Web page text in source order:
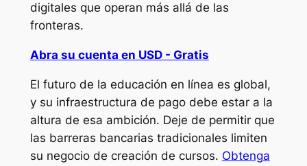
digitales que operan más allá de las
fronteras.
Abra su cuenta en USD - Gratis
El futuro de la educación en línea es global,
y su infraestructura de pago debe estar a la
altura de esa ambición. Deje de permitir que
las barreras bancarias tradicionales limiten
su negocio de creación de cursos. Obtenga